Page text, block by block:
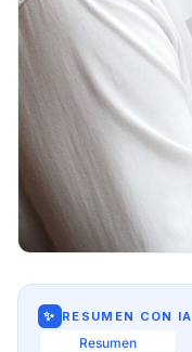
✨ RESUMEN CON IA
Resumen